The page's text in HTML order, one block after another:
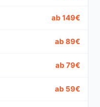
ab 149€
ab 89€
ab 79€
ab 59€